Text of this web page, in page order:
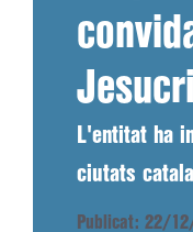
L'entitat ha
ciutats
Publicat: 22/